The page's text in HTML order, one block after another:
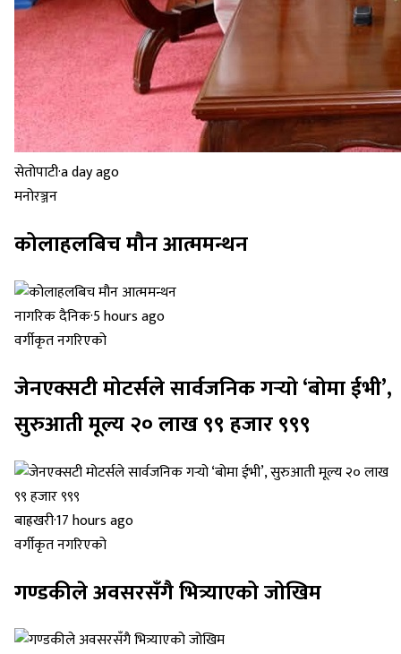
सेतोपाटी·a day ago
मनोरञ्जन
कोलाहलबिच मौन आत्ममन्थन
नागरिक दैनिक·5 hours ago
वर्गीकृत नगरिएको
जेनएक्सटी मोटर्सले सार्वजनिक गर्‍यो ‘बोमा ईभी’,
सुरुआती मूल्य २० लाख ९९ हजार ९९९
बाह्रखरी·17 hours ago
वर्गीकृत नगरिएको
गण्डकीले अवसरसँगै भित्र्याएको जोखिम